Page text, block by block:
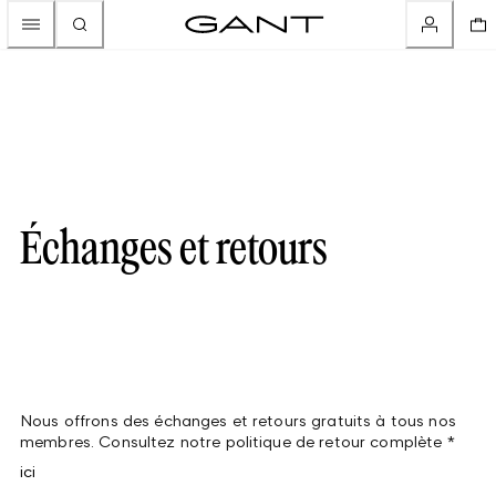
Échanges et retours
Nous offrons des échanges et retours gratuits à tous nos
membres. Consultez notre politique de retour complète *
ici